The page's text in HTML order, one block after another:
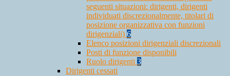
seguenti situazioni: dirigenti, dirigenti
individuati discrezionalmente, titolari di
posizione organizzativa con funzioni
dirigenziali) 6
Elenco posizioni dirigenziali discrezionali
Posti di funzione disponibili
Ruolo dirigenti 3
Dirigenti cessati